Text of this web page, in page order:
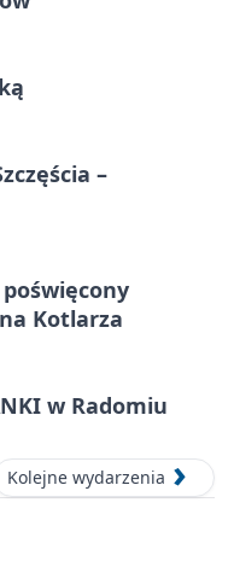
–
Kotlarza
w Radomiu
Kolejne wydarzenia